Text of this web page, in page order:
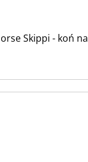
Skippi - koń